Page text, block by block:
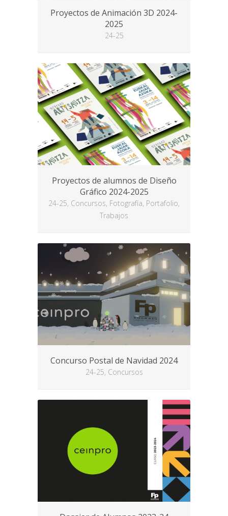
Proyectos de Animación 3D 2024-
2025
24-25
Proyectos de alumnos de Diseño
Gráfico 2024-2025
24-25, Concursos, Fotografía, Portafolio,
Trabajos
Concurso Postal de Navidad 2024
24-25, Concursos